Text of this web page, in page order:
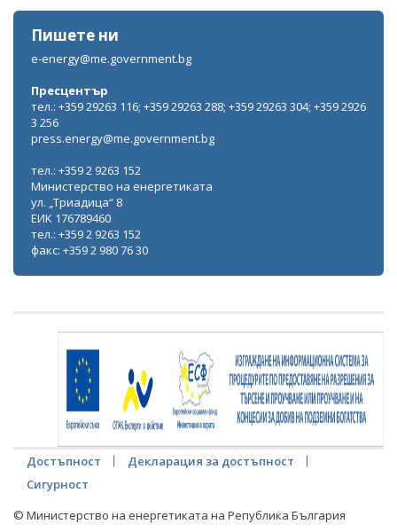
Пишете ни
e-energy@me.government.bg
Пресцентър
тел.: +359 29263 116; +359 29263 288; +359 29263 304; +359 2926
3 256
press.energy@me.government.bg
тел.: +359 2 9263 152
Министерство на енергетиката
ул. „Триадица“ 8
ЕИК 176789460
тел.: +359 2 9263 152
факс: +359 2 980 76 30
Достъпност
Декларация за достъпност
Сигурност
© Министерство на енергетиката на Република България